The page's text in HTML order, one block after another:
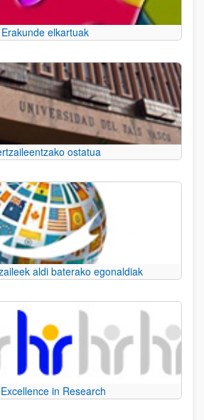
Erakunde elkartuak
ostatua
aldi baterako egonaldiak
in Research